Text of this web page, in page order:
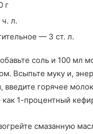
г
л.
— 3 ст. л.
соль и 100 мл
Всыпьте муку и,
введите горячее
как 1-процентный
смазанную